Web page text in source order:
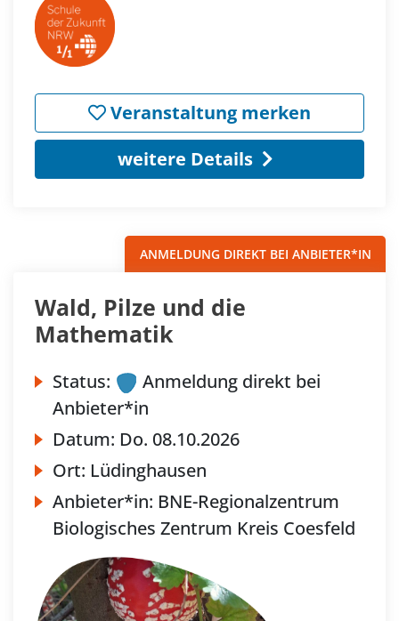
Veranstaltung merken
weitere Details
ANMELDUNG DIREKT BEI ANBIETER*IN
Wald, Pilze und die
Mathematik
Status:
Anmeldung direkt bei
Anbieter*in
Datum: Do. 08.10.2026
Ort: Lüdinghausen
Anbieter*in: BNE-Regionalzentrum
Biologisches Zentrum Kreis Coesfeld